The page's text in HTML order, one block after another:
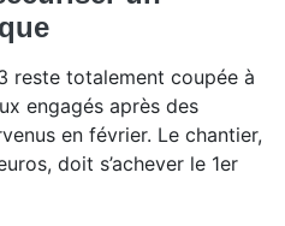
reste totalement coupée à
engagés après des
en février. Le chantier,
doit s’achever le 1er